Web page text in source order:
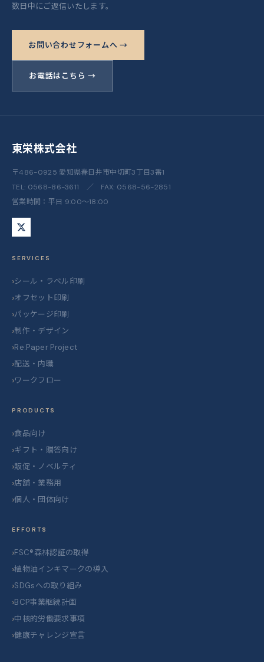
数日中にご返信いたします。
お問い合わせフォームへ →
お電話はこちら →
東栄株式会社
〒486-0925 愛知県春日井市中切町3丁目3番1
TEL: 0568-86-3611 ／ FAX: 0568-56-2851
営業時間：平日 9:00〜18:00
SERVICES
シール・ラベル印刷
オフセット印刷
パッケージ印刷
制作・デザイン
Re:Paper Project
配送・内職
ワークフロー
PRODUCTS
食品向け
ギフト・贈答向け
販促・ノベルティ
店舗・業務用
個人・団体向け
EFFORTS
FSC®森林認証の取得
植物油インキマークの導入
SDGsへの取り組み
BCP事業継続計画
中核的労働要求事項
健康チャレンジ宣言